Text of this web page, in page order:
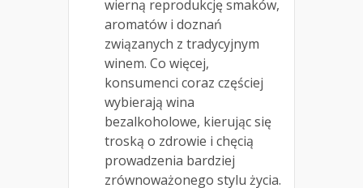
wierną reprodukcję smaków,
aromatów i doznań
związanych z tradycyjnym
winem. Co więcej,
konsumenci coraz częściej
wybierają wina
bezalkoholowe, kierując się
troską o zdrowie i chęcią
prowadzenia bardziej
zrównoważonego stylu życia.